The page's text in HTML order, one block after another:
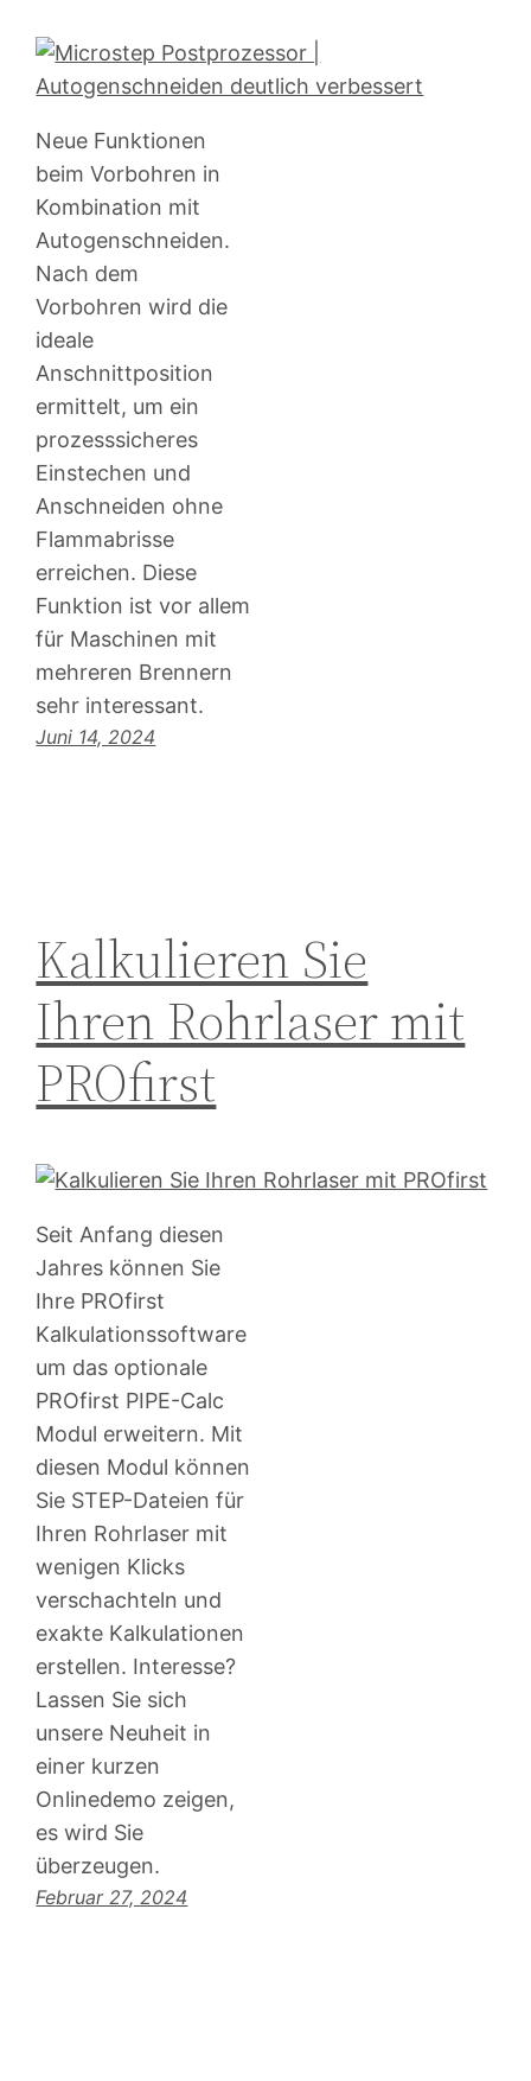
Neue Funktionen
beim Vorbohren in
Kombination mit
Autogenschneiden.
Nach dem
Vorbohren wird die
ideale
Anschnittposition
ermittelt, um ein
prozesssicheres
Einstechen und
Anschneiden ohne
Flammabrisse
erreichen. Diese
Funktion ist vor allem
für Maschinen mit
mehreren Brennern
sehr interessant.
Juni 14, 2024
Kalkulieren Sie
Ihren Rohrlaser mit
PROfirst
Seit Anfang diesen
Jahres können Sie
Ihre PROfirst
Kalkulationssoftware
um das optionale
PROfirst PIPE-Calc
Modul erweitern. Mit
diesen Modul können
Sie STEP-Dateien für
Ihren Rohrlaser mit
wenigen Klicks
verschachteln und
exakte Kalkulationen
erstellen. Interesse?
Lassen Sie sich
unsere Neuheit in
einer kurzen
Onlinedemo zeigen,
es wird Sie
überzeugen.
Februar 27, 2024